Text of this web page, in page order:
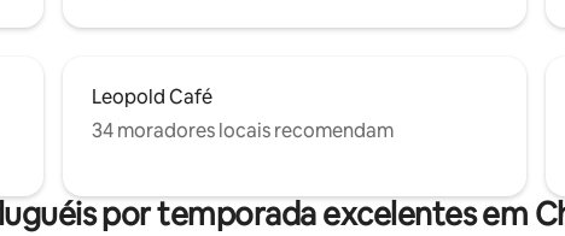
Leopold Café
34 moradores locais recomendam
por temporada excelentes em